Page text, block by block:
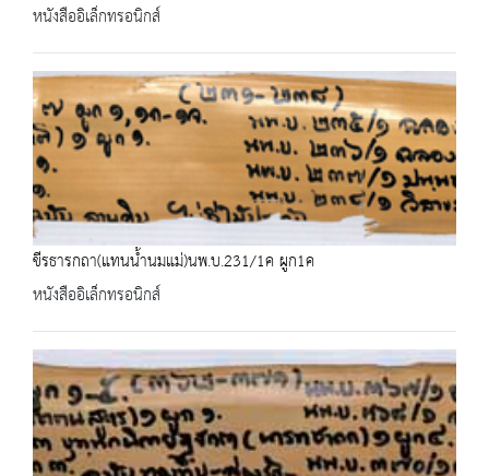
หนังสืออิเล็กทรอนิกส์
ขีรธารกถา(แทนน้ำนมแม่)นพ.บ.231/1ค ผูก1ค
หนังสืออิเล็กทรอนิกส์